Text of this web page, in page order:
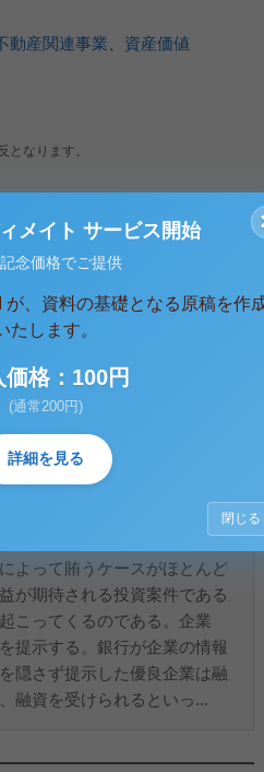
動産関連事業
資産価値
となります。
資をする際に、企業は将来の
期の収益を予想し、収益性の
が終わる時に負債が完済され
容の投資を行ったことにな
敗となり、不適切であったと
よって賄うケースがほとんど
が期待される投資案件である
こってくるのである。企業
提示する。銀行が企業の情報
隠さず提示した優良企業は融
融資を受けられるといっ...
メイト サービス開始
念価格でご提供
、資料の基礎となる原稿を作
たします。
価格：100円
(通常200円)
詳細を見る
閉じる